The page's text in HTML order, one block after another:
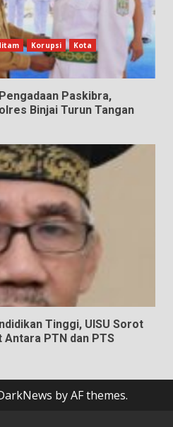
Korupsi
Kota
Paskibra,
Binjai Turun Tangan
Tinggi, UISU Sorot
PTN dan PTS
by AF themes.